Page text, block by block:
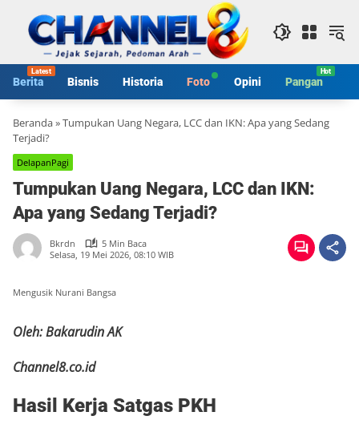
konten
Berita Bisnis Historia Foto Opini Pangan
Beranda»Tumpukan Uang Negara, LCC dan IKN: Apa yang Sedang
Terjadi?
DelapanPagi
Tumpukan Uang Negara, LCC dan IKN:
Apa yang Sedang Terjadi?
Bkrdn
5 Min Baca
Selasa, 19 Mei 2026, 08:10 WIB
Mengusik Nurani Bangsa
Oleh: Bakarudin AK
Channel8.co.id
Hasil Kerja Satgas PKH